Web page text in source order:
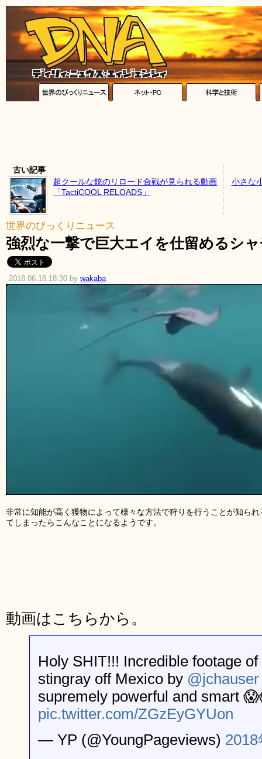
古い記事
超クールな銃のリロード合戦が見られる動画
「TactiCOOL RELOADS」
小さな
世界のびっくりニュース
強烈な一撃で巨大エイを仕留めるシ
2018.06.18 18:30 by wakaba
非常に知能が高く獲物によって様々な方法で狩りを行うことが知ら
てしまったらこんなことになるようです。
動画はこちらから。
Holy SHIT!!! Incredible footage
stingray off Mexico by @jchauser
supremely powerful and smart
pic.twitter.com/ZGzEyGYUon
— YP (@YoungPageviews)